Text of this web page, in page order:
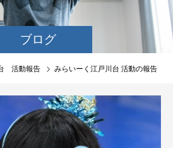
ブログ
活動報告 みらいーく江戸川台 活動の報告